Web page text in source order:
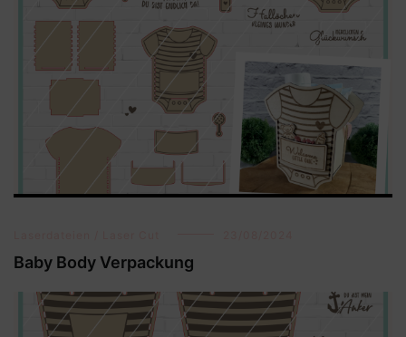
Baby Body Verpackung